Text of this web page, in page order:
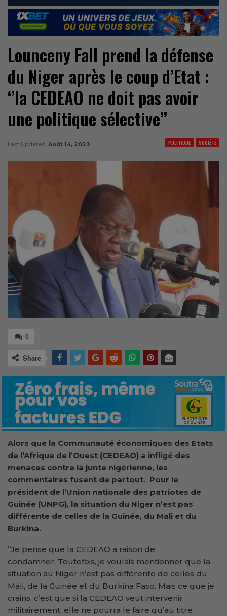
Lounceny Fall prend la défense
du Niger après le coup d’Etat :
‘’la CEDEAO ne doit pas avoir
une politique sélective’’
POLITIQUE SOCIÉTÉ
Last Updated Août 14, 2023
0
Share
Alors que la Communauté économiques des Etats
de l’Afrique de l’Ouest (CEDEAO) a infligé des
menaces contre la junte nigérienne, les
commentaires fusent de partout. Pour le
président de l’Union nationale des patriotes de
Guinée (UNPG), la situation du Niger n’est pas
différente de celles de la Guinée, du Mali et du
Burkina.
‘’Je pense que la CEDEAO a raison de
condamner. Toutefois, je voulais mentionner que la
situation au Niger n’est pas différente de celles du
Mali, de la Guinée et du Burkina Faso. Mais ce que je
crains, c’est que si la CEDEAO veut intervenir
militairement, elle ne pourra le faire qu’au titre